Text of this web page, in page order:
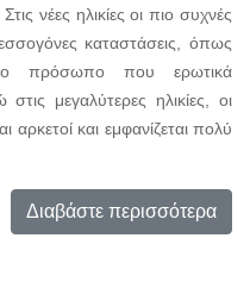
νέες ηλικίες οι πιο συχνές
καταστάσεις, όπως
πρόσωπο που ερωτικά
μεγαλύτερες ηλικίες, οι
αρκετοί και εμφανίζεται πολύ
Διαβάστε περισσότερα